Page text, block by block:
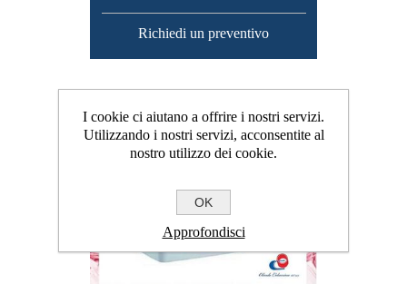
Richiedi un preventivo
I cookie ci aiutano a offrire i nostri servizi.
Utilizzando i nostri servizi, acconsentite al
nostro utilizzo dei cookie.
OK
Approfondisci